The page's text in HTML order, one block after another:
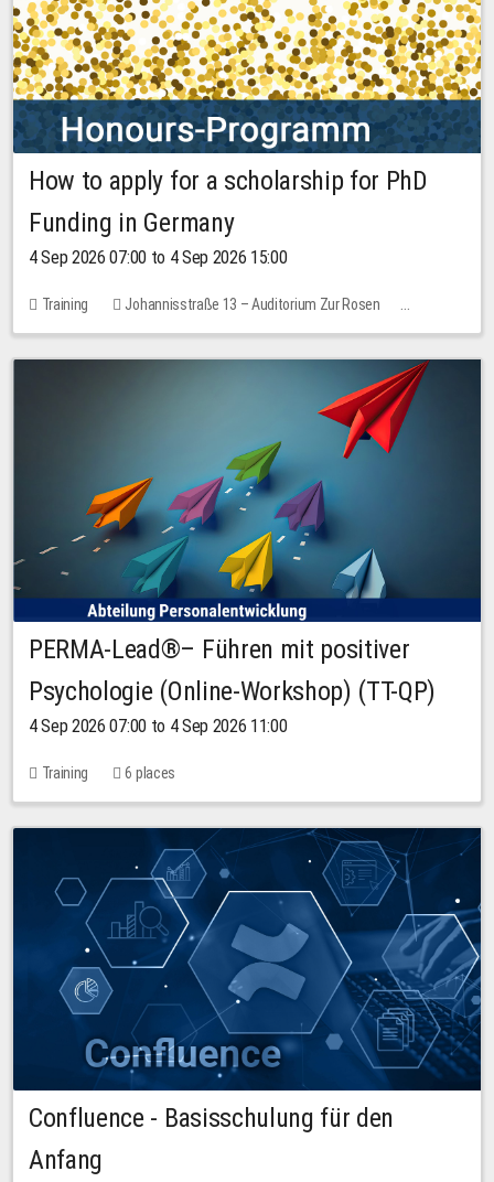
How to apply for a scholarship for PhD
Funding in Germany
4 Sep 2026 07:00 to 4 Sep 2026 15:00
Training
Johannisstraße 13 – Auditorium Zur Rosen
No free places
PERMA-Lead®– Führen mit positiver
Psychologie (Online-Workshop) (TT-QP)
4 Sep 2026 07:00 to 4 Sep 2026 11:00
Training 6 places
Confluence - Basisschulung für den
Anfang